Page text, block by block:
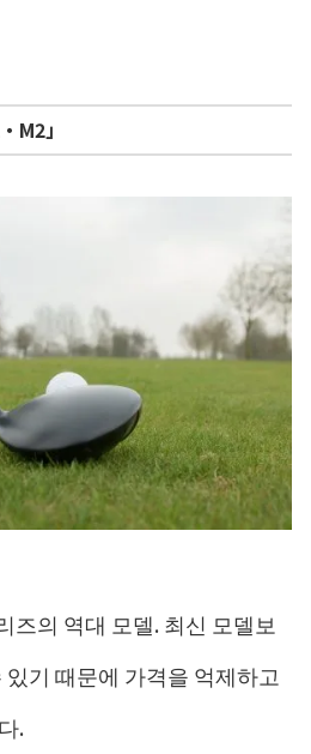
M2」
즈의 역대 모델. 최신 모델보
기 때문에 가격을 억제하고
.